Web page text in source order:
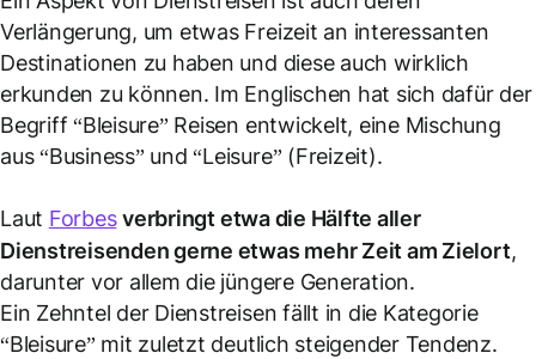
Verlängerung, um etwas Freizeit an interessanten
Destinationen zu haben und diese auch wirklich
erkunden zu können. Im Englischen hat sich dafür der
Begriff “Bleisure” Reisen entwickelt, eine Mischung
aus “Business” und “Leisure” (Freizeit).
Laut Forbes verbringt etwa die Hälfte aller
Dienstreisendengerne etwas mehr Zeit am Zielort,
darunter vor allem die jüngere Generation.
Ein Zehntel der Dienstreisen fällt in die Kategorie
“Bleisure” mit zuletzt deutlich steigender Tendenz.